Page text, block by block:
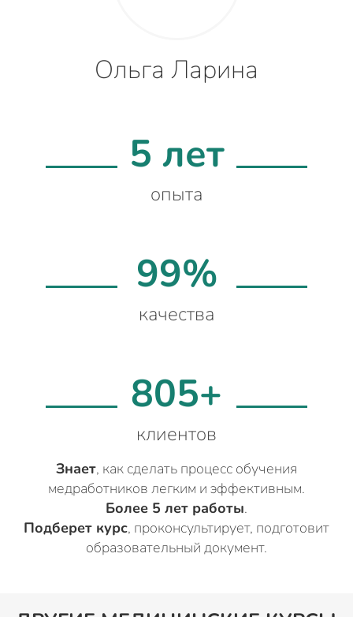
Ольга Ларина
5 лет
опыта
99%
качества
805+
клиентов
Знает, как сделать процесс обучения
медработников легким и эффективным.
Более 5 лет работы.
Подберет курс, проконсультирует, подготовит
образовательный документ.